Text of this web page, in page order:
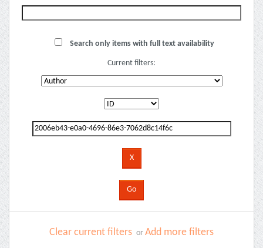
Search only items with full text availability
Current filters:
Clear current filters or Add more filters